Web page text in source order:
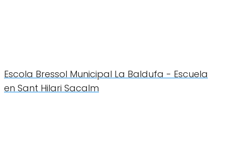
Escola Bressol Municipal La Baldufa - Escuela
en Sant Hilari Sacalm